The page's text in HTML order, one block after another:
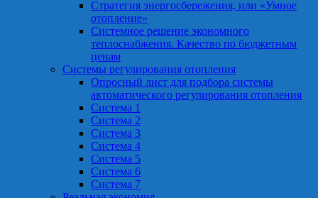
Стратегия энергосбережения, или «Умное
отопление»
Системное решение экономного
теплоснабжения. Качество по бюджетным
ценам
Системы регулирования отопления
Опросный лист для подбора системы
автоматического регулирования отопления
Система 1
Система 2
Система 3
Система 4
Система 5
Система 6
Система 7